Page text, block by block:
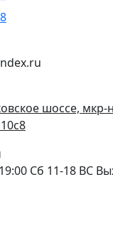
шоссе, мкр-
Сб 11-18 ВС